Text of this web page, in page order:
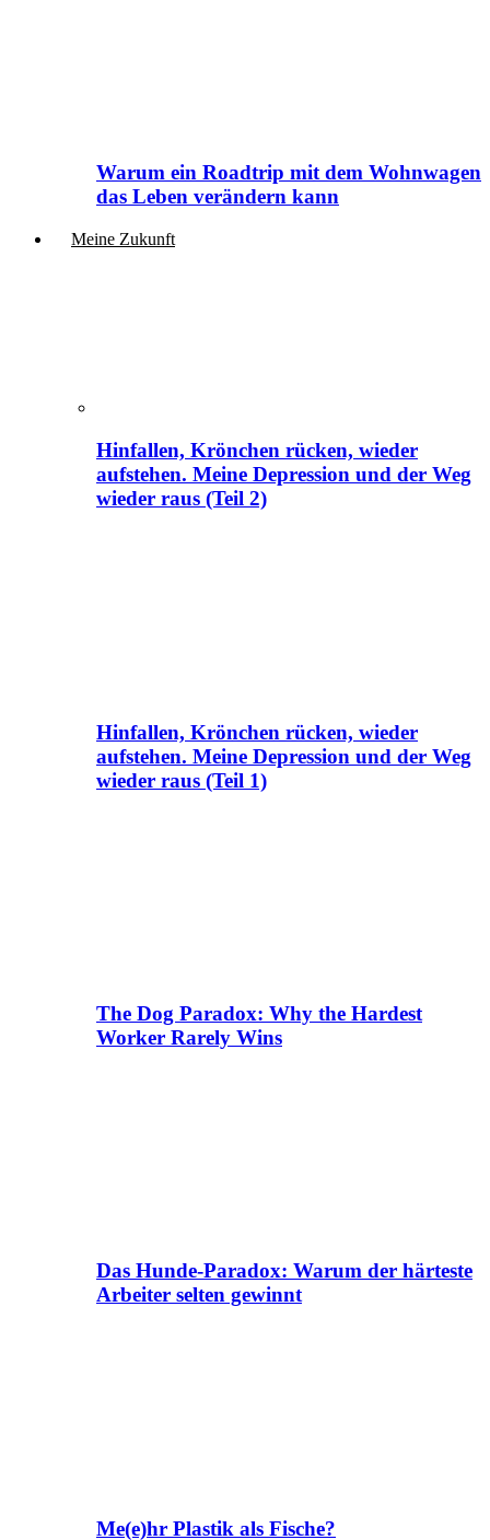
Warum ein Roadtrip mit dem Wohnwagen
das Leben verändern kann
Meine Zukunft
Hinfallen, Krönchen rücken, wieder
aufstehen. Meine Depression und der Weg
wieder raus (Teil 2)
Hinfallen, Krönchen rücken, wieder
aufstehen. Meine Depression und der Weg
wieder raus (Teil 1)
The Dog Paradox: Why the Hardest
Worker Rarely Wins
Das Hunde-Paradox: Warum der härteste
Arbeiter selten gewinnt
Me(e)hr Plastik als Fische?